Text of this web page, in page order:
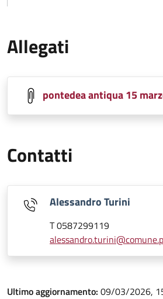
Allegati
pontedea antiqua 15
Contatti
Alessandro Turini
T 0587299119
Ultimo aggiornamento: 09/03/2026,